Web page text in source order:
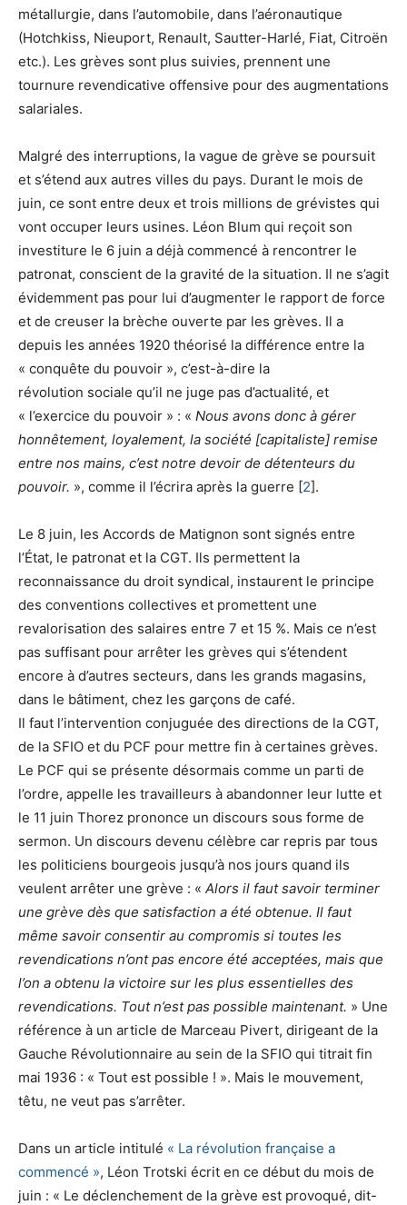
métallurgie, dans l’automobile, dans l’aéronautique
(Hotchkiss, Nieuport, Renault, Sautter-Harlé, Fiat, Citroën
etc.). Les grèves sont plus suivies, prennent une
tournure revendicative offensive pour des augmentations
salariales.
Malgré des interruptions, la vague de grève se poursuit
et s’étend aux autres villes du pays. Durant le mois de
juin, ce sont entre deux et trois millions de grévistes qui
vont occuper leurs usines. Léon Blum qui reçoit son
investiture le 6 juin a déjà commencé à rencontrer le
patronat, conscient de la gravité de la situation. Il ne s’agit
évidemment pas pour lui d’augmenter le rapport de force
et de creuser la brèche ouverte par les grèves. Il a
depuis les années 1920 théorisé la différence entre la
« conquête du pouvoir », c’est-à-dire la
révolution sociale qu’il ne juge pas d’actualité, et
« l’exercice du pouvoir » : « Nous avons donc à gérer
honnêtement, loyalement, la société [capitaliste] remise
entre nos mains, c’est notre devoir de détenteurs du
pouvoir. », comme il l’écrira après la guerre [2].
Le 8 juin, les Accords de Matignon sont signés entre
l’État, le patronat et la CGT. Ils permettent la
reconnaissance du droit syndical, instaurent le principe
des conventions collectives et promettent une
revalorisation des salaires entre 7 et 15 %. Mais ce n’est
pas suffisant pour arrêter les grèves qui s’étendent
encore à d’autres secteurs, dans les grands magasins,
dans le bâtiment, chez les garçons de café.
Il faut l’intervention conjuguée des directions de la CGT,
de la SFIO et du PCF pour mettre fin à certaines grèves.
Le PCF qui se présente désormais comme un parti de
l’ordre, appelle les travailleurs à abandonner leur lutte et
le 11 juin Thorez prononce un discours sous forme de
sermon. Un discours devenu célèbre car repris par tous
les politiciens bourgeois jusqu’à nos jours quand ils
veulent arrêter une grève : « Alors il faut savoir terminer
une grève dès que satisfaction a été obtenue. Il faut
même savoir consentir au compromis si toutes les
revendications n’ont pas encore été acceptées, mais que
l’on a obtenu la victoire sur les plus essentielles des
revendications. Tout n’est pas possible maintenant. » Une
référence à un article de Marceau Pivert, dirigeant de la
Gauche Révolutionnaire au sein de la SFIO qui titrait fin
mai 1936 : « Tout est possible ! ». Mais le mouvement,
têtu, ne veut pas s’arrêter.
Dans un article intitulé « La révolution française a
commencé », Léon Trotski écrit en ce début du mois de
juin : « Le déclenchement de la grève est provoqué, dit-